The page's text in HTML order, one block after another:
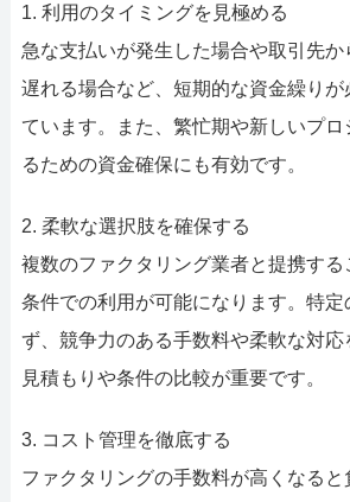
1. 利用のタイミングを見極める
急な支払いが発生した場合や取引先
遅れる場合など、短期的な資金繰りが
ています。また、繁忙期や新しいプ
るための資金確保にも有効です。
2. 柔軟な選択肢を確保する
複数のファクタリング業者と提携する
条件での利用が可能になります。特定
ず、競争力のある手数料や柔軟な対応
見積もりや条件の比較が重要です。
3. コスト管理を徹底する
ファクタリングの手数料が高くなると